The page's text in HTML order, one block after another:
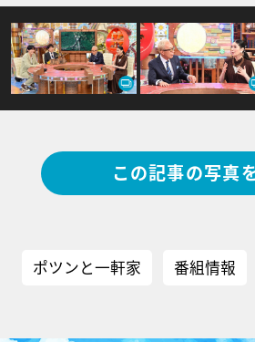
この記事の写真
ポツンと一軒家 番組情報